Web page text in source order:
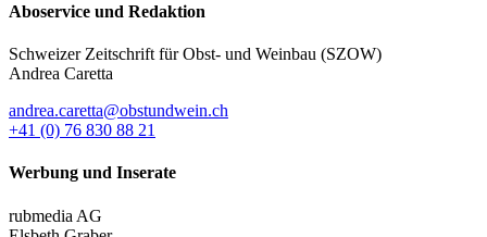
Aboservice und Redaktion
Schweizer Zeitschrift für Obst- und Weinbau (SZOW)
Andrea Caretta
andrea.caretta@obstundwein.ch
+41 (0) 76 830 88 21
Werbung und Inserate
rubmedia AG